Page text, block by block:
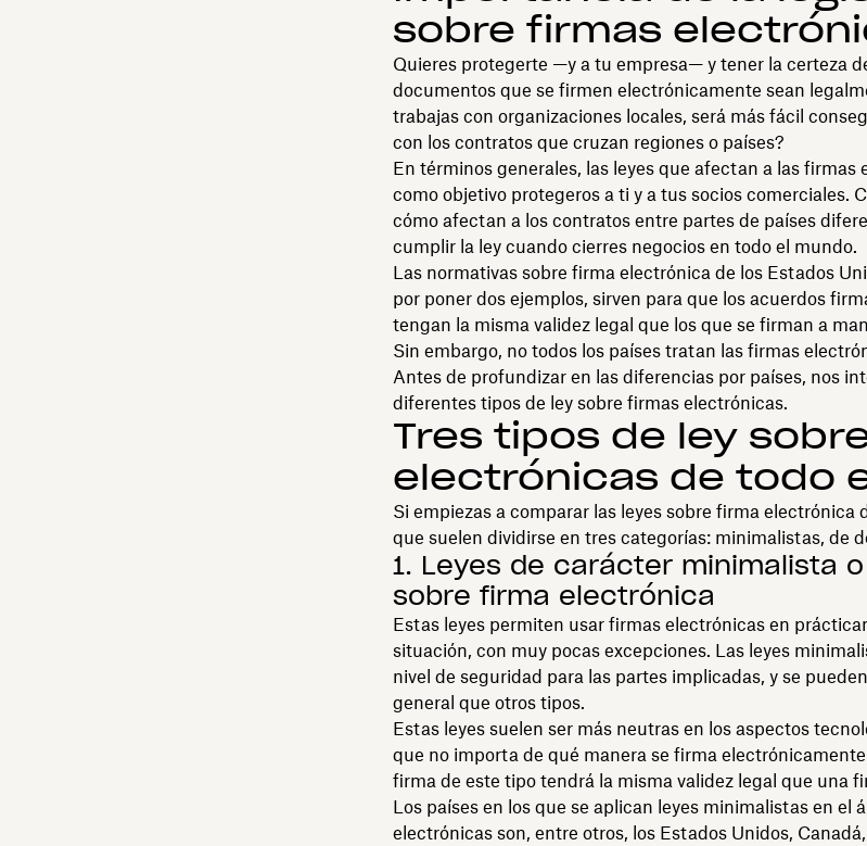
sobre firmas
Quieres protegerte —y a tu empresa— y tener la certeza
documentos que se firmen electrónicamente sean
trabajas con organizaciones locales, será más fácil
con los contratos que cruzan regiones o países?
En términos generales, las leyes que afectan a las firmas
como objetivo protegeros a ti y a tus socios comerciales.
cómo afectan a los contratos entre partes de países
cumplir la ley cuando cierres negocios en todo el mundo.
Las normativas sobre firma electrónica de los Estados
por poner dos ejemplos, sirven para que los acuerdos
tengan la misma validez legal que los que se firman a
Sin embargo, no todos los países tratan las firmas
Antes de profundizar en las diferencias por países, nos
diferentes tipos de ley sobre firmas electrónicas.
Tres tipos de ley
electrónicas de todo
Si empiezas a comparar las leyes sobre firma electrónica
que suelen dividirse en tres categorías: minimalistas, de
1. Leyes de carácter minimalista
sobre firma electrónica
Estas leyes permiten usar firmas electrónicas en
situación, con muy pocas excepciones. Las leyes
nivel de seguridad para las partes implicadas, y se
general que otros tipos.
Estas leyes suelen ser más neutras en los aspectos
que no importa de qué manera se firma
firma de este tipo tendrá la misma validez legal que una
Los países en los que se aplican leyes minimalistas en el
electrónicas son, entre otros, los Estados Unidos,